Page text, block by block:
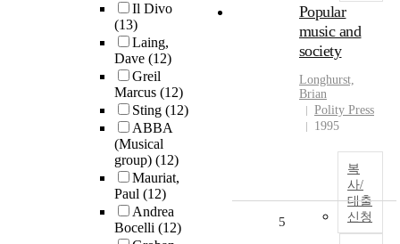
Il Divo
(13)
Laing,
Dave (12)
Greil
Marcus (12)
Sting (12)
ABBA
(Musical
group) (12)
Mauriat,
Paul (12)
Andrea
Bocelli (12)
Popular
music and
society
Longhurst,
Brian
Polity Press
1995
복
사/
대출
신청
5